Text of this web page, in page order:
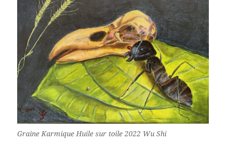
Graine Karmique Huile sur toile 2022 Wu Shi